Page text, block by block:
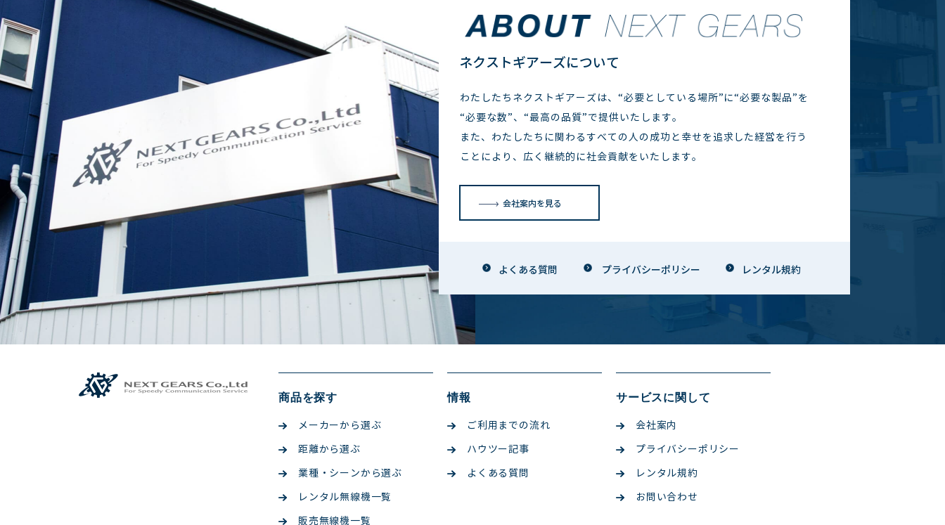
ネクストギアーズについて
わたしたちネクストギアーズは、“必要としている場所”に“必要な製品”を
“必要な数”、“最高の品質”で提供いたします。
また、わたしたちに関わるすべての人の成功と幸せを追求した経営を行う
ことにより、広く継続的に社会貢献をいたします。
会社案内を見る
よくある質問 プライバシーポリシー レンタル規約
商品を探す
メーカーから選ぶ
距離から選ぶ
業種・シーンから選ぶ
レンタル無線機一覧
販売無線機一覧
情報
ご利用までの流れ
ハウツー記事
よくある質問
サービスに関して
会社案内
プライバシーポリシー
レンタル規約
お問い合わせ